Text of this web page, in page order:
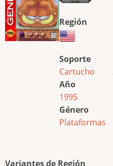
Región
Soporte
Cartucho
Año
1995
Género
Plataformas
Variantes de Región